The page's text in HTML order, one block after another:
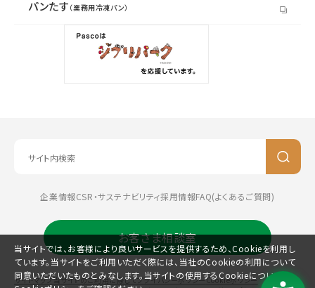
パンたす （業務用冷凍パン）
企業情報CSR・サステナビリティ採用情報FAQ(よくあるご質問)
お客さま相談室
サイトマップ当サイトのご利用に際してプライバシーポリシーCookieポリシー
当サイトでは、お客様により良いサービスを提供するため、Cookieを利用し
ています。当サイトをご利用いただく際には、当社のCookieの利用について
同意いただいたものとみなします。当サイトの使用するCookieについては、